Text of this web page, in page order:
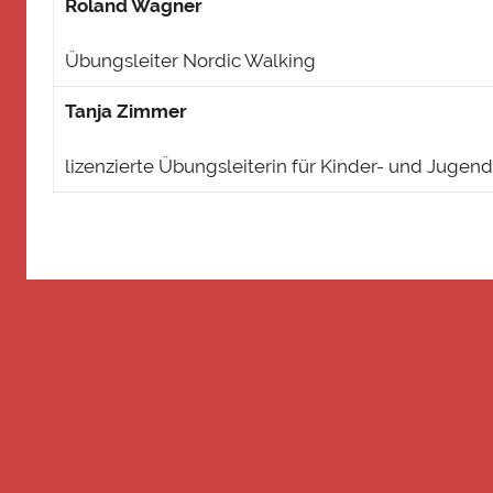
Roland Wagner
Übungsleiter Nordic Walking
Tanja Zimmer
lizenzierte Übungsleiterin für Kinder- und